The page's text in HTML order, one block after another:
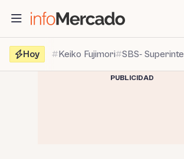
contenido
Hoy
Keiko Fujimori SBS-
PUBLICIDAD